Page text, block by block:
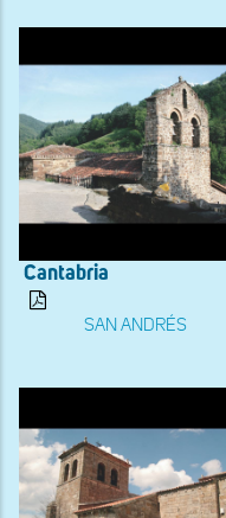
Cantabria
SAN ANDRÉS